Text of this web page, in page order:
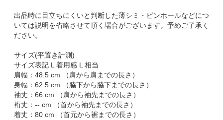
出品時に目立ちにくいと判断した薄シミ・ピンホールなどにつ
いては説明を省略させて頂く場合がございます。予めご了承く
ださい。
サイズ(平置き計測)
サイズ表記 L 着用感 L 相当
肩幅：48.5 cm （肩から肩までの長さ）
身幅：62.5 cm （脇下から脇下までの長さ）
袖丈：66 cm （肩から袖先までの長さ）
裄丈：-- cm （首から袖先までの長さ）
着丈：80 cm （首元から裾までの長さ）